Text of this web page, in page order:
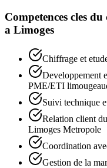
Competences cles du
a Limoges
Chiffrage et
Developpement
PME/ETI
Suivi technique
Relation client
Limoges Metropole
Coordination
Gestion de la